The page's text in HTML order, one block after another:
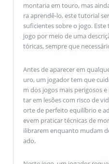
montaria em touro, mas
ra aprendê-lo, este tutorial
suficientes sobre o jogo.
jogo por meio de uma
tóricas, sempre que
Antes de aparecer em
uro, um jogador tem que
m dos jogos mais perigosos
tar em lesões com risco de
orte de perfeito equilíbrio e
evem praticar técnicas de
ilibrarem enquanto mudam
ado.